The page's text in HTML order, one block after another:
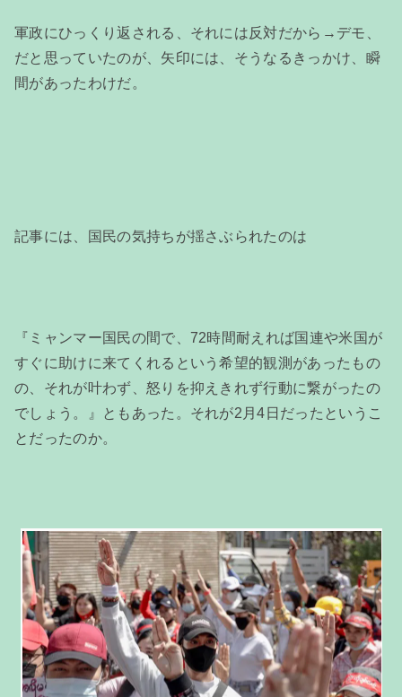
軍政にひっくり返される、それには反対だから→デモ、
だと思っていたのが、矢印には、そうなるきっかけ、瞬
間があったわけだ。
記事には、国民の気持ちが揺さぶられたのは
『ミャンマー国民の間で、72時間耐えれば国連や米国が
すぐに助けに来てくれるという希望的観測があったもの
の、それが叶わず、怒りを抑えきれず行動に繋がったの
でしょう。』ともあった。それが2月4日だったというこ
とだったのか。